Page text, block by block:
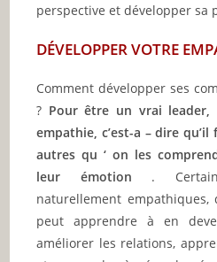
perspective et développer sa
DÉVELOPPER VOTRE
Comment développer ses
? Pour être un vrai
empathie, c’est-a – dire
autres qu ‘ on les
leur émotion .
naturellement empathiques,
peut apprendre à en
améliorer les relations,